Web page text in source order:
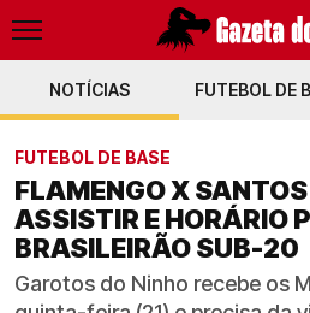
NOTÍCIAS FUTEBOL DE
FUTEBOL DE BASE
FLAMENGO X
ASSISTIR E HORÁRIO
BRASILEIRÃO SUB-20
Garotos do Ninho recebe os